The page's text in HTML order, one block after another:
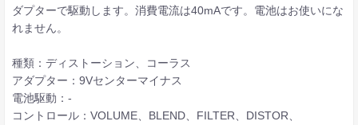
ダプターで駆動します。消費電流は40mAです。電池はお使いにな
れません。
種類：ディストーション、コーラス
アダプター：9Vセンターマイナス
電池駆動：-
コントロール：VOLUME、BLEND、FILTER、DISTOR、